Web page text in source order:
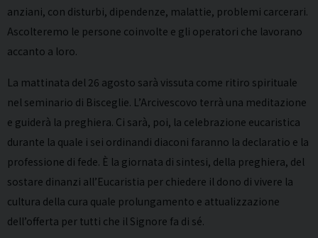
anziani, con disturbi, dipendenze, malattie, problemi carcerari.
Ascolteremo le persone coinvolte e gli operatori che lavorano
accanto a loro.
La mattinata del 26 agosto sarà vissuta come ritiro spirituale
nel seminario di Bisceglie. L’Arcivescovo terrà una meditazione
e guiderà la preghiera. Ci sarà, poi, la celebrazione eucaristica
durante la quale i sei ordinandi diaconi faranno la declaratio e la
professione di fede. È la giornata di sintesi, della preghiera, del
sostare dinanzi all’Eucaristia per chiedere il dono di vivere la
cultura della cura quale prolungamento e attualizzazione
dell’offerta per tutti che il Signore fa di sé.